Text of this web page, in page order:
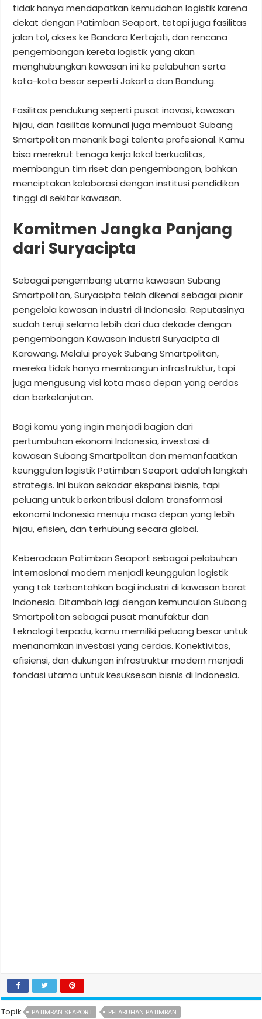
tidak hanya mendapatkan kemudahan logistik karena
dekat dengan Patimban Seaport, tetapi juga fasilitas
jalan tol, akses ke Bandara Kertajati, dan rencana
pengembangan kereta logistik yang akan
menghubungkan kawasan ini ke pelabuhan serta
kota-kota besar seperti Jakarta dan Bandung.
Fasilitas pendukung seperti pusat inovasi, kawasan
hijau, dan fasilitas komunal juga membuat Subang
Smartpolitan menarik bagi talenta profesional. Kamu
bisa merekrut tenaga kerja lokal berkualitas,
membangun tim riset dan pengembangan, bahkan
menciptakan kolaborasi dengan institusi pendidikan
tinggi di sekitar kawasan.
Komitmen Jangka Panjang
dari Suryacipta
Sebagai pengembang utama kawasan Subang
Smartpolitan, Suryacipta telah dikenal sebagai pionir
pengelola kawasan industri di Indonesia. Reputasinya
sudah teruji selama lebih dari dua dekade dengan
pengembangan Kawasan Industri Suryacipta di
Karawang. Melalui proyek Subang Smartpolitan,
mereka tidak hanya membangun infrastruktur, tapi
juga mengusung visi kota masa depan yang cerdas
dan berkelanjutan.
Bagi kamu yang ingin menjadi bagian dari
pertumbuhan ekonomi Indonesia, investasi di
kawasan Subang Smartpolitan dan memanfaatkan
keunggulan logistik Patimban Seaport adalah langkah
strategis. Ini bukan sekadar ekspansi bisnis, tapi
peluang untuk berkontribusi dalam transformasi
ekonomi Indonesia menuju masa depan yang lebih
hijau, efisien, dan terhubung secara global.
Keberadaan Patimban Seaport sebagai pelabuhan
internasional modern menjadi keunggulan logistik
yang tak terbantahkan bagi industri di kawasan barat
Indonesia. Ditambah lagi dengan kemunculan Subang
Smartpolitan sebagai pusat manufaktur dan
teknologi terpadu, kamu memiliki peluang besar untuk
menanamkan investasi yang cerdas. Konektivitas,
efisiensi, dan dukungan infrastruktur modern menjadi
fondasi utama untuk kesuksesan bisnis di Indonesia.
Topik PATIMBAN SEAPORT PELABUHAN PATIMBAN